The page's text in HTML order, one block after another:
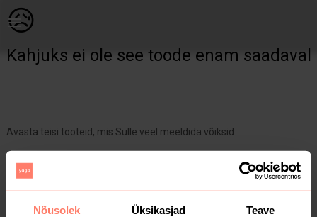
Nõusolek Üksikasjad Teave
😥
Kahjuks ei ole see toode enam saadaval
Avasta teisi tooteid, mis Sulle veel meeldida võiksid